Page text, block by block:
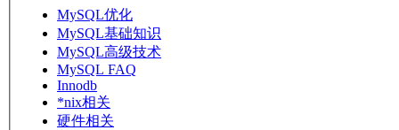
MySQL优化
MySQL基础知识
MySQL高级技术
MySQL FAQ
Innodb
*nix相关
硬件相关